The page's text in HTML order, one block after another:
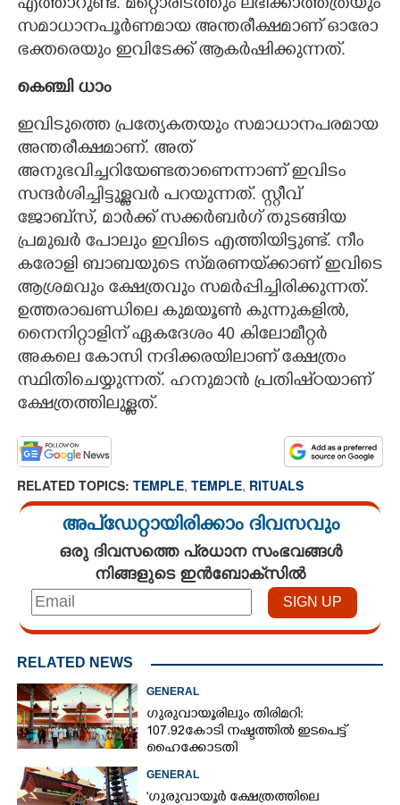
എത്താറുണ്ട്. മറ്റൊരിടത്തും ലഭിക്കാത്തത്രയും
സമാധാനപൂർണമായ അന്തരീക്ഷമാണ് ഓരോ
ഭക്തരെയും ഇവിടേക്ക് ആകർഷിക്കുന്നത്.
കെഞ്ചി ധാം
ഇവിടുത്തെ പ്രത്യേകതയും സമാധാനപരമായ
അന്തരീക്ഷമാണ്. അത്
അനുഭവിച്ചറിയേണ്ടതാണെന്നാണ് ഇവിടം
സന്ദർശിച്ചിട്ടുള്ളവർ പറയുന്നത്. സ്റ്റീവ്
ജോബ്‌സ്, മാർക്ക് സക്കർബർഗ് തുടങ്ങിയ
പ്രമുഖർ പോലും ഇവിടെ എത്തിയിട്ടുണ്ട്. നീം
കരോളി ബാബയുടെ സ്‌മരണയ്‌ക്കാണ് ഇവിടെ
ആശ്രമവും ക്ഷേത്രവും സമർപ്പിച്ചിരിക്കുന്നത്.
ഉത്തരാഖണ്ഡിലെ കുമയൂൺ കുന്നുകളിൽ,
നൈനിറ്റാളിന് ഏകദേശം 40 കിലോമീറ്റർ
അകലെ കോസി നദിക്കരയിലാണ് ക്ഷേത്രം
സ്ഥിതിചെയ്യുന്നത്. ഹനുമാൻ പ്രതിഷ്‌ഠയാണ്
ക്ഷേത്രത്തിലുള്ളത്.
RELATED TOPICS: TEMPLE, TEMPLE, RITUALS
അപ്ഡേറ്റായിരിക്കാം ദിവസവും
ഒരു ദിവസത്തെ പ്രധാന സംഭവങ്ങൾ
നിങ്ങളുടെ ഇൻബോക്സിൽ
RELATED NEWS
GENERAL
ഗുരുവായൂരിലും തിരിമറി:
107.92 കോടി നഷ്ടത്തിൽ ഇടപെട്ട്
ഹൈക്കോടതി
GENERAL
'ഗുരുവായൂർ ക്ഷേത്രത്തിലെ